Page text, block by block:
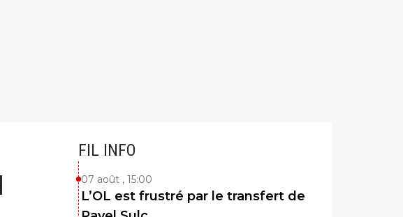
FIL INFO
07 août , 15:00
L’OL est frustré par le transfert de